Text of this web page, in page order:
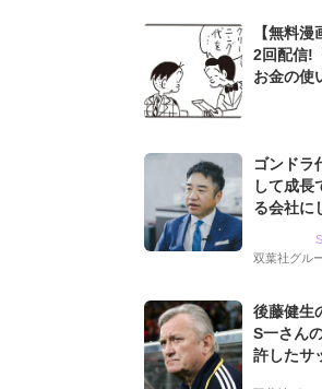
【無料
2回配信!
お金の使
ゴンドラ
して成長
る会社に
グ会社の
双葉社グル
後藤健生
S一さん
許したサ
な人徳